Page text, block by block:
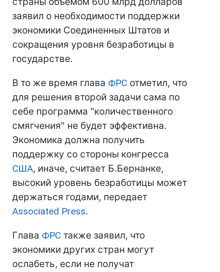
заявил о необходимости поддержки
экономики Соединенных Штатов и
сокращения уровня безработицы в
государстве.
В то же время глава ФРС отметил, что
для решения второй задачи сама по
себе программа "количественного
смягчения" не будет эффективна.
Экономика должна получить
поддержку со стороны конгресса
США, иначе, считает Б.Бернанке,
высокий уровень безработицы может
держаться годами, передает
Associated Press.
Глава ФРС также заявил, что
экономики других стран могут
ослабеть, если не получат